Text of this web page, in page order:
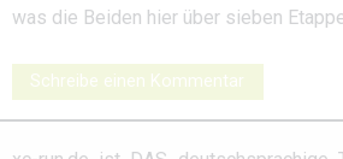
was die Beiden hier über sieben
Schreibe einen Kommentar